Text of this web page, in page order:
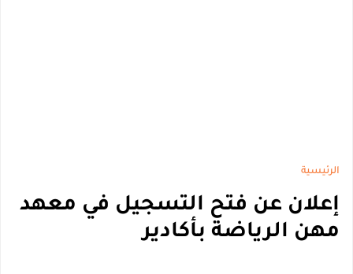
الرئيسية
إعلان عن فتح التسجيل في معهد
مهن الرياضة بأكادير